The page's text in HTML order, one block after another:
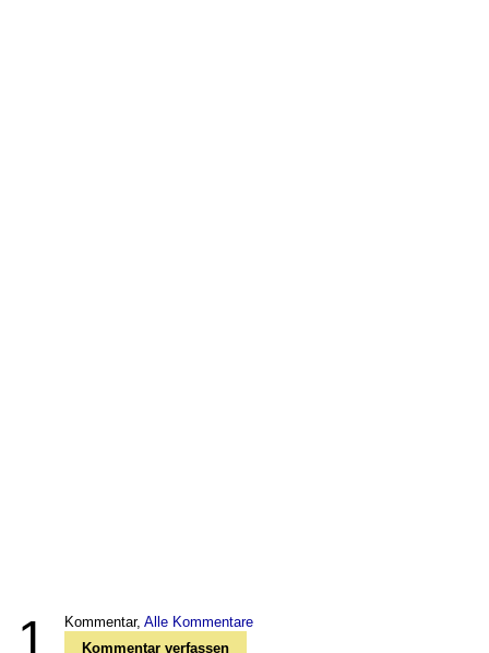
1 Kommentar, Alle Kommentare
Kommentar verfassen